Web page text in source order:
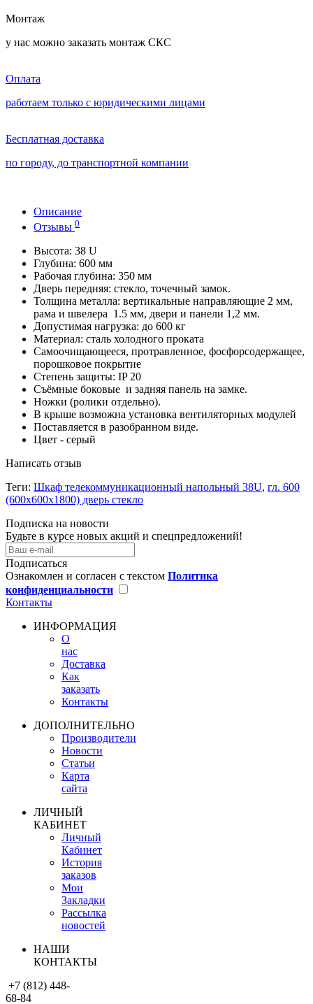
Монтаж
у нас можно заказать монтаж СКС
Оплата
работаем только с юридическими лицами
Бесплатная доставка
по городу, до транспортной компании
Описание
Отзывы 0
Высота: 38 U
Глубина: 600 мм
Рабочая глубина: 350 мм
Дверь передняя: стекло, точечный замок.
Толщина металла: вертикальные направляющие 2 мм,
рама и швелера 1.5 мм, двери и панели 1,2 мм.
Допустимая нагрузка: до 600 кг
Материал: сталь холодного проката
Самоочищающееся, протравленное, фосфорсодержащее,
порошковое покрытие
Степень защиты: IP 20
Съёмные боковые и задняя панель на замке.
Ножки (ролики отдельно).
В крыше возможна установка вентиляторных модулей
Поставляется в разобранном виде.
Цвет - серый
Написать отзыв
Теги: Шкаф телекоммуникационный напольный 38U, гл. 600
(600x600х1800) дверь стекло
Подписка на новости
Будьте в курсе новых акций и спецпредложений!
Подписаться
Ознакомлен и согласен с текстом Политика
конфиденциальности
Контакты
ИНФОРМАЦИЯ
О
нас
Доставка
Как
заказать
Контакты
ДОПОЛНИТЕЛЬНО
Производители
Новости
Статьи
Карта
сайта
ЛИЧНЫЙ
КАБИНЕТ
Личный
Кабинет
История
заказов
Мои
Закладки
Рассылка
новостей
НАШИ
КОНТАКТЫ
+7 (812) 448-
68-84